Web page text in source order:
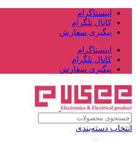
اینستاگرام
کانال تلگرام
پیگیری سفارش
اینستاگرام
کانال تلگرام
پیگیری سفارش
انتخاب دسته‌بندی